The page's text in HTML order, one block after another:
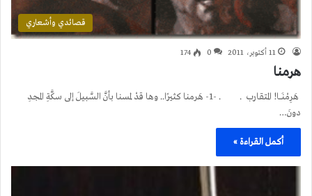
قصائدي وأشعاري
11 أكتوبر، 2011 0
174
هرمنا
هَرِمْنَـــا! المتقارب . . -1- هَرمنا كثيرًا.. وها قدْ لمسنا بأنَّ السَّبيلَ إلى سكَّةِ المجدِ
دونَ…
أكمل القراءة »